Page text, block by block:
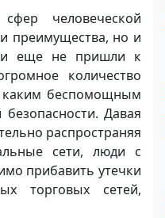
человеческой
преимущества, но и
еще не пришли к
количество
каким беспомощным
Давая
распространяя
сети, люди с
прибавить утечки
торговых сетей,